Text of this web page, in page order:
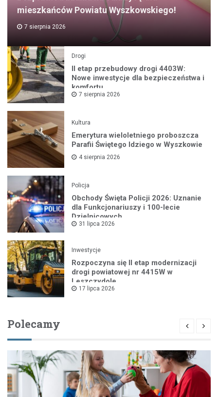
mieszkańców Powiatu Wyszkowskiego!
7 sierpnia 2026
Drogi
II etap przebudowy drogi 4403W:
Nowe inwestycje dla bezpieczeństwa i
komfortu
7 sierpnia 2026
Kultura
Emerytura wieloletniego proboszcza
Parafii Świętego Idziego w Wyszkowie
4 sierpnia 2026
Policja
Obchody Święta Policji 2026: Uznanie
dla Funkcjonariuszy i 100-lecie
Dzielnicowych
31 lipca 2026
Inwestycje
Rozpoczyna się II etap modernizacji
drogi powiatowej nr 4415W w
Leszczydole
17 lipca 2026
Polecamy